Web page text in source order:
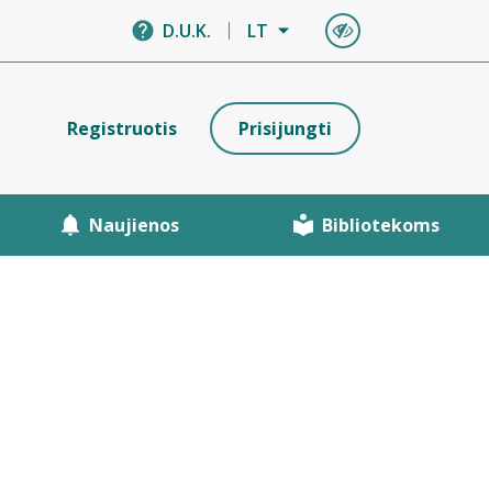
D.U.K. LT
Registruotis Prisijungti
Naujienos Bibliotekoms